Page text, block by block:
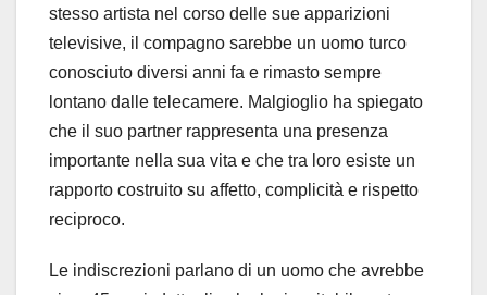
stesso artista nel corso delle sue apparizioni
televisive, il compagno sarebbe un uomo turco
conosciuto diversi anni fa e rimasto sempre
lontano dalle telecamere. Malgioglio ha spiegato
che il suo partner rappresenta una presenza
importante nella sua vita e che tra loro esiste un
rapporto costruito su affetto, complicità e rispetto
reciproco.
Le indiscrezioni parlano di un uomo che avrebbe